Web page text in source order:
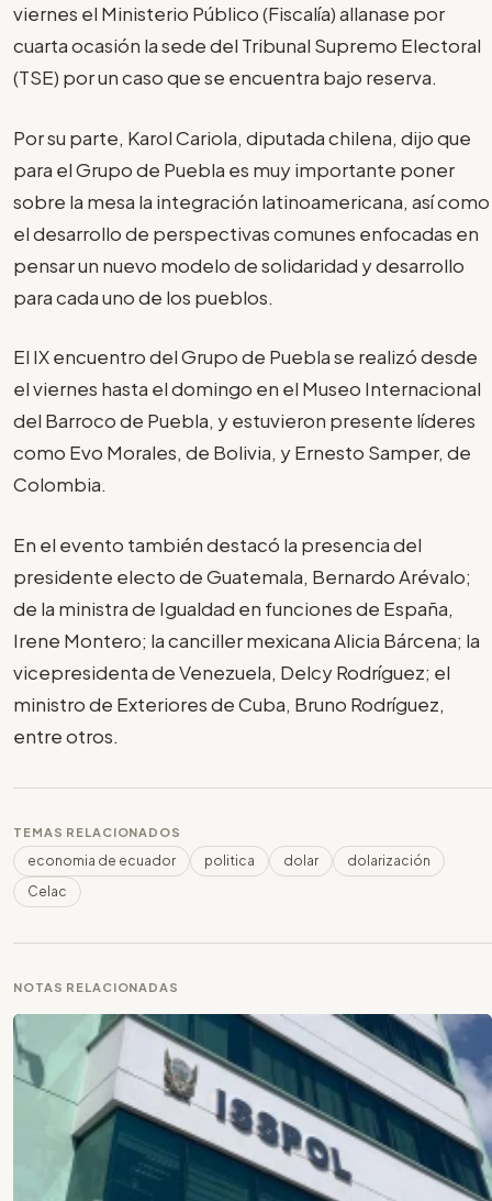
viernes el Ministerio Público (Fiscalía) allanase por
cuarta ocasión la sede del Tribunal Supremo Electoral
(TSE) por un caso que se encuentra bajo reserva.
Por su parte, Karol Cariola, diputada chilena, dijo que
para el Grupo de Puebla es muy importante poner
sobre la mesa la integración latinoamericana, así como
el desarrollo de perspectivas comunes enfocadas en
pensar un nuevo modelo de solidaridad y desarrollo
para cada uno de los pueblos.
El IX encuentro del Grupo de Puebla se realizó desde
el viernes hasta el domingo en el Museo Internacional
del Barroco de Puebla, y estuvieron presente líderes
como Evo Morales, de Bolivia, y Ernesto Samper, de
Colombia.
En el evento también destacó la presencia del
presidente electo de Guatemala, Bernardo Arévalo;
de la ministra de Igualdad en funciones de España,
Irene Montero; la canciller mexicana Alicia Bárcena; la
vicepresidenta de Venezuela, Delcy Rodríguez; el
ministro de Exteriores de Cuba, Bruno Rodríguez,
entre otros.
TEMAS RELACIONADOS
economia de ecuador politica dolar
dolarización
Celac
NOTAS RELACIONADAS